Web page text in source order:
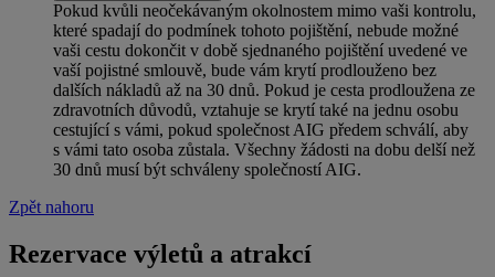
Pokud kvůli neočekávaným okolnostem mimo vaši kontrolu,
které spadají do podmínek tohoto pojištění, nebude možné
vaši cestu dokončit v době sjednaného pojištění uvedené ve
vaší pojistné smlouvě, bude vám krytí prodlouženo bez
dalších nákladů až na 30 dnů. Pokud je cesta prodloužena ze
zdravotních důvodů, vztahuje se krytí také na jednu osobu
cestující s vámi, pokud společnost AIG předem schválí, aby
s vámi tato osoba zůstala. Všechny žádosti na dobu delší než
30 dnů musí být schváleny společností AIG.
Zpět nahoru
Rezervace výletů a atrakcí